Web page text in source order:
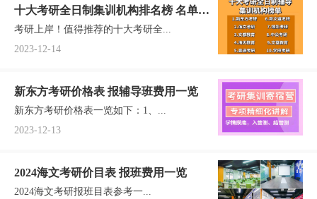
十大考研全日制集训机构排名榜 名单一
览
考研上岸！值得推荐的十大考研全...
2023-12-14
新东方考研价格表 报辅导班费用一览
新东方考研价格表一览如下：1、...
2023-12-13
2024海文考研价目表 报班费用一览
2024海文考研报班目表参考一...